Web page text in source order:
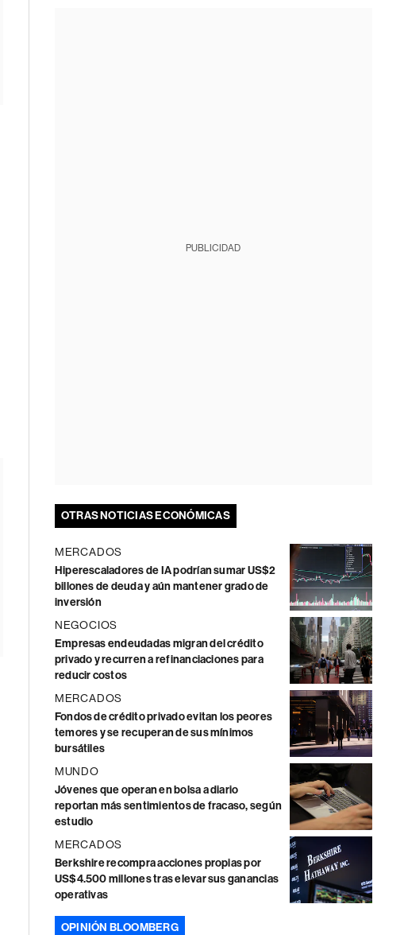
PUBLICIDAD
OTRAS NOTICIAS ECONÓMICAS
MERCADOS
Hiperescaladores de IA podrían sumar US$2
billones de deuda y aún mantener grado de
inversión
NEGOCIOS
Empresas endeudadas migran del crédito
privado y recurren a refinanciaciones para
reducir costos
MERCADOS
Fondos de crédito privado evitan los peores
temores y se recuperan de sus mínimos
bursátiles
MUNDO
Jóvenes que operan en bolsa a diario
reportan más sentimientos de fracaso, según
estudio
MERCADOS
Berkshire recompra acciones propias por
US$4.500 millones tras elevar sus ganancias
operativas
OPINIÓN BLOOMBERG